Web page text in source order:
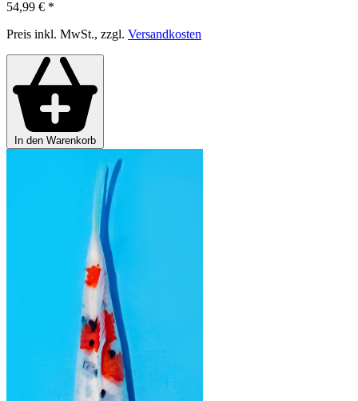
54,99 € *
Preis inkl. MwSt., zzgl. Versandkosten
In den Warenkorb